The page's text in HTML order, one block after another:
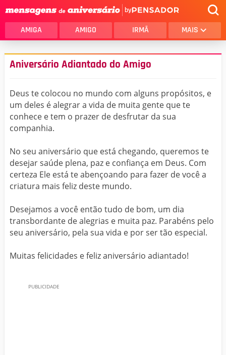
by
AMIGA AMIGO IRMÃ MAIS
Aniversário Adiantado do Amigo
Deus te colocou no mundo com alguns propósitos, e
um deles é alegrar a vida de muita gente que te
conhece e tem o prazer de desfrutar da sua
companhia.
No seu aniversário que está chegando, queremos te
desejar saúde plena, paz e confiança em Deus. Com
certeza Ele está te abençoando para fazer de você a
criatura mais feliz deste mundo.
Desejamos a você então tudo de bom, um dia
transbordante de alegrias e muita paz. Parabéns pelo
seu aniversário, pela sua vida e por ser tão especial.
Muitas felicidades e feliz aniversário adiantado!